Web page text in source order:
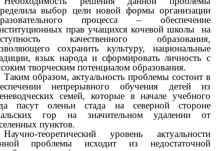
выбор цели новой формы организации
процесса – обеспечение
прав учащихся кочевой школы на
качественного образования,
сохранить культуру, национальные
язык народа и сформировать личность с
творческим потенциалом образования.
Таким образом, актуальность проблемы состоит в
непрерывного обучения детей из
семей, которые в начале учебного
пасут оленьи стада на северной стороне
гор на значительном удалении от
пунктов.
Научно-теоретический уровень актуальности
проблемы исходит из недостаточной